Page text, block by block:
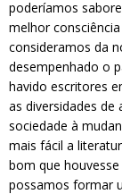
poderíamos
melhor
consideramos da
desempenhado o
havido escritores
as diversidades
sociedade à
mais fácil a
bom que
possamos formar